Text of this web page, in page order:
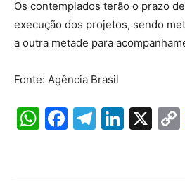
Os contemplados terão o prazo
execução dos projetos, sendo
a outra metade para
Fonte: Agência Brasil
W F
T
Li X